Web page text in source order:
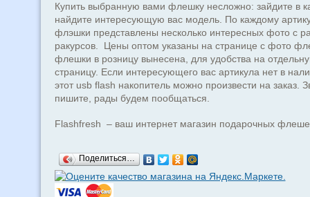
Купить выбранную вами флешку несложно: зайдите в
найдите интересующую вас модель. По каждому
флэшки представлены несколько интересных фото с
ракурсов. Цены оптом указаны на странице с фото
флешки в розницу вынесена, для удобства на
страницу. Если интересующего вас артикула нет в
этот usb flash накопитель можно произвести на заказ.
пишите, рады будем пообщаться.
Flashfresh – ваш интернет магазин подарочных
Поделиться…